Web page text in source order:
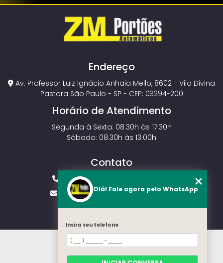
Endereço
Av. Professor Luiz Ignácio Anhaia Mello, 8602 - Vila Divina
Pastora São Paulo - SP - CEP: 03294-200
Horário de Atendimento
Segunda à Sexta: 08:30h às 17:30h
Sábado: 08:30h às 13:00h
Contato
(11) 2143-4826
vendas.zmportoes@gmail.com
HOME
MODELOS
Olá! Fale agora pelo WhatsApp
Insira seu telefone